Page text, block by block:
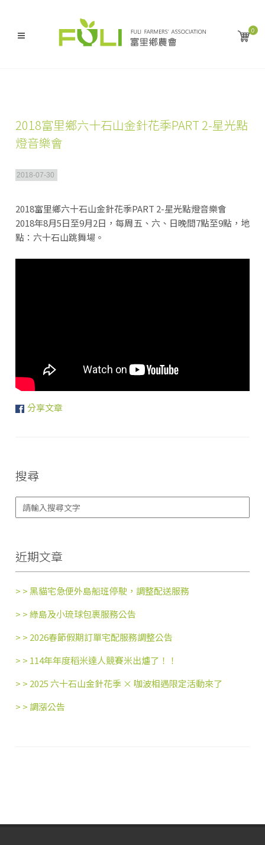
0
2018富里鄉六十石山金針花季PART 2-星光點
燈音樂會
2018-07-30
2018富里鄉六十石山金針花季PART 2-星光點燈音樂會
2018年8月5日至9月2日，每周五、六、日晚間7點至9點，地
點：六十石山跳舞場。
分享文章
搜尋
近期文章
> > 黑貓宅急便外島船班停駛，調整配送服務
> >綠島及小琉球包裹服務公告
> > 2026春節假期訂單宅配服務調整公告
> > 114年年度稻米達人競賽米出爐了！！
> > 2025 六十石山金針花季 × 咖波相遇限定活動來了
> >調漲公告